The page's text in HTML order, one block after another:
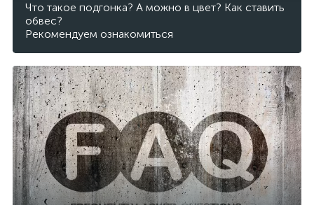
Что такое подгонка? А можно в цвет? Как ставить
обвес?
Рекомендуем ознакомиться